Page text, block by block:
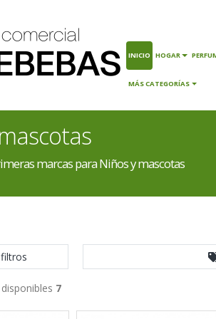
INICIO HOGAR
MÁS CATEGORÍAS
marcas para Niños y mascotas
7